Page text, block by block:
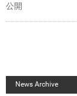
公開
News Archive